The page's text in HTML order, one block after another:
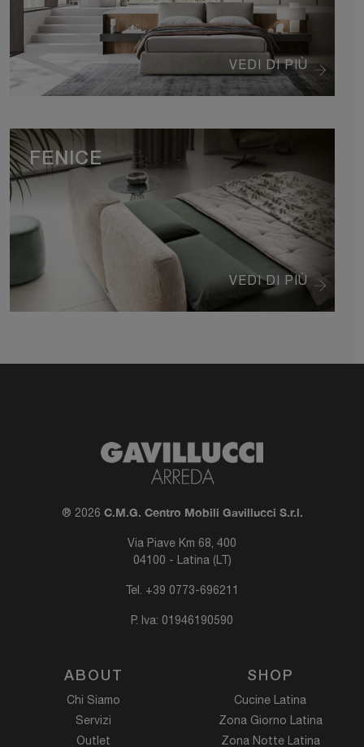
VEDI DI PIÙ
VEDI DI PIÙ
FENICE
® 2026 C.M.G. Centro Mobili Gavillucci S.r.l.
Via Piave Km 68, 400
04100 - Latina (LT)
Tel. +39 0773-696211
P. Iva: 01946190590
ABOUT
Chi Siamo
Servizi
Outlet
SHOP
Cucine Latina
Zona Giorno Latina
Zona Notte Latina